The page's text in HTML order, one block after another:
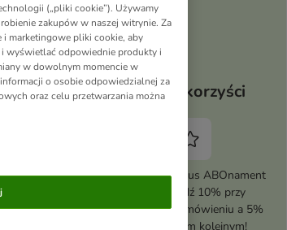
Twoje korzyści
Aktywuj zooplus ABOnament
i zaoszczędź 10% przy
pierwszym zamówieniu a 5%
przy każdym kolejnym!
(„pliki cookie”). Używamy
zakupów w naszej witrynie. Za
marketingowe pliki cookie, aby
wyświetlać odpowiednie produkty i
w dowolnym momencie w
o osobie odpowiedzialnej za
oraz celu przetwarzania można